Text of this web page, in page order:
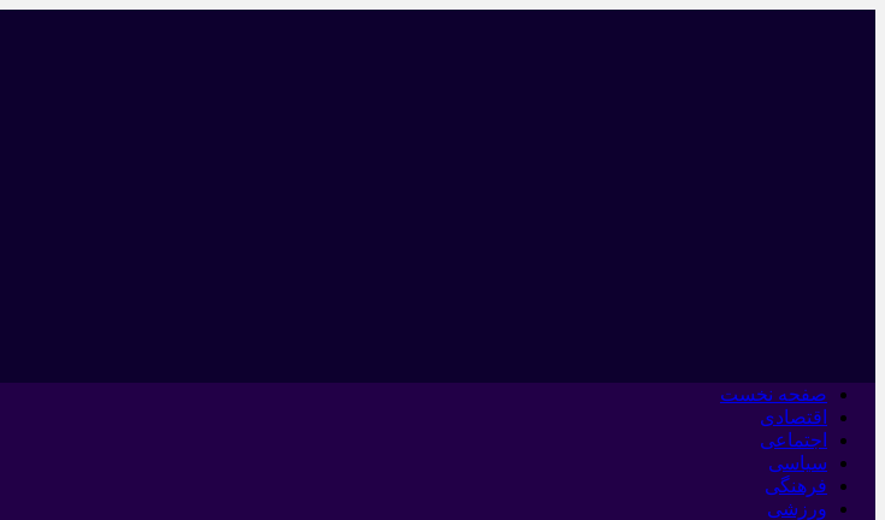
صفحه نخست
اقتصادی
اجتماعی
سیاسی
فرهنگی
ورزشی